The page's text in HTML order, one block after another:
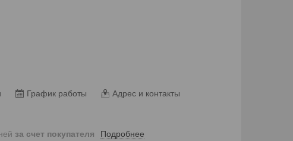
График работы Адрес и контакты
за счет покупателя Подробнее